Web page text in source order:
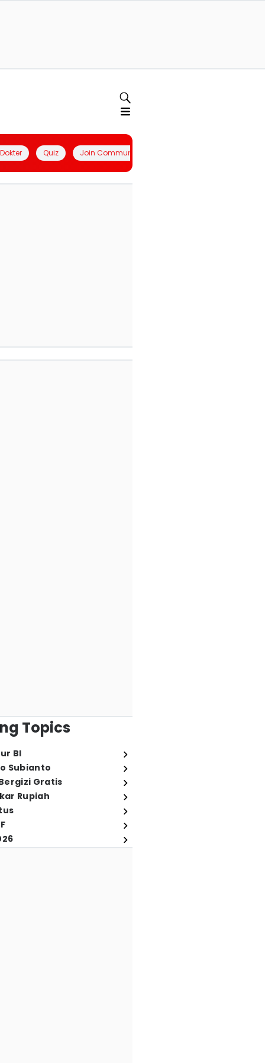
Quiz Join Community
Topics
BI
Subianto
Gratis
Rupiah